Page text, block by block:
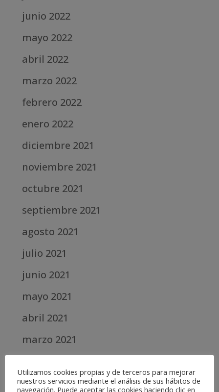
junio 2022
mayo 2022
abril 2022
marzo 2022
febrero 2022
enero 2022
diciembre 2021
noviembre 2021
octubre 2021
septiembre 2021
agosto 2021
julio 2021
junio 2021
mayo 2021
abril 2021
marzo 2021
diciembre 2020
Utilizamos cookies propias y de terceros para mejorar
nuestros servicios mediante el análisis de sus hábitos de
navegación. Puede aceptar las cookies haciendo clic en